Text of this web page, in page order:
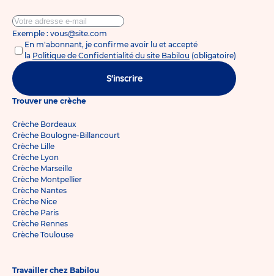
Exemple : vous@site.com
En m'abonnant, je confirme avoir lu et accepté
la Politique de Confidentialité du site Babilou (obligatoire)
S'inscrire
Trouver une crèche
Crèche Bordeaux
Crèche Boulogne-Billancourt
Crèche Lille
Crèche Lyon
Crèche Marseille
Crèche Montpellier
Crèche Nantes
Crèche Nice
Crèche Paris
Crèche Rennes
Crèche Toulouse
Travailler chez Babilou